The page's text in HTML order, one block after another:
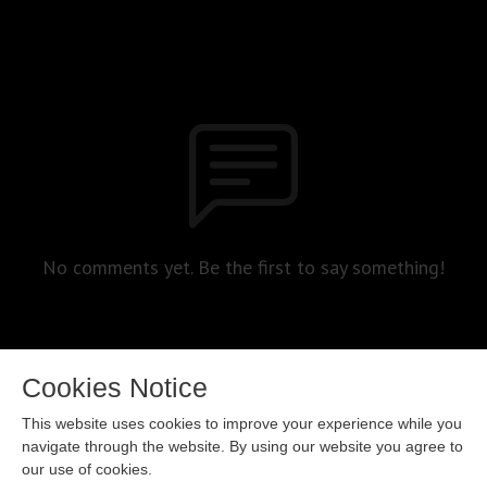
No comments yet. Be the first to say something!
Cookies Notice
This website uses cookies to improve your experience while you
navigate through the website. By using our website you agree to
our use of cookies.